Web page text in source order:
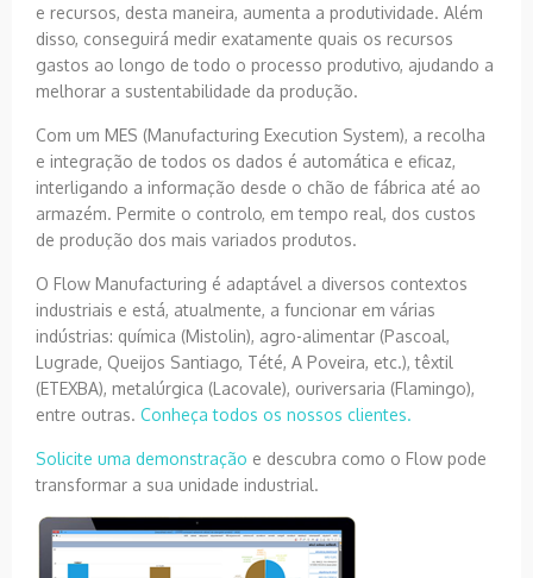
e recursos, desta maneira, aumenta a produtividade. Além
disso, conseguirá medir exatamente quais os recursos
gastos ao longo de todo o processo produtivo, ajudando a
melhorar a sustentabilidade da produção.
Com um MES (Manufacturing Execution System), a recolha
e integração de todos os dados é automática e eficaz,
interligando a informação desde o chão de fábrica até ao
armazém. Permite o controlo, em tempo real, dos custos
de produção dos mais variados produtos.
O Flow Manufacturing é adaptável a diversos contextos
industriais e está, atualmente, a funcionar em várias
indústrias: química (Mistolin), agro-alimentar (Pascoal,
Lugrade, Queijos Santiago, Tété, A Poveira, etc.), têxtil
(ETEXBA), metalúrgica (Lacovale), ouriversaria (Flamingo),
entre outras. Conheça todos os nossos clientes.
Solicite uma demonstração e descubra como o Flow pode
transformar a sua unidade industrial.